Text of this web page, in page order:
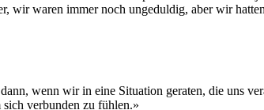
waren immer noch ungeduldig, aber wir
wenn wir in eine Situation geraten, die uns
verbunden zu fühlen.»